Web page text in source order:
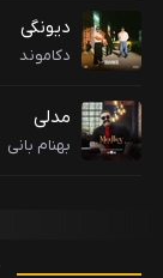
دیونگی
دکاموند
مدلی
بهنام بانی